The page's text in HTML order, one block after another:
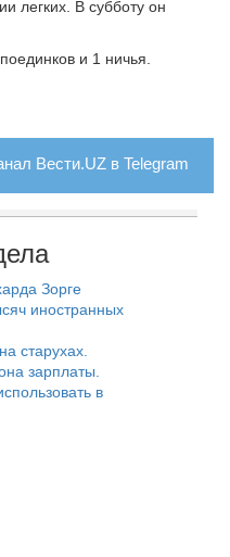
легких. В субботу он
и 1 ничья.
Вести.UZ в Telegram
Зорге
иностранных
старухах.
зарплаты.
в